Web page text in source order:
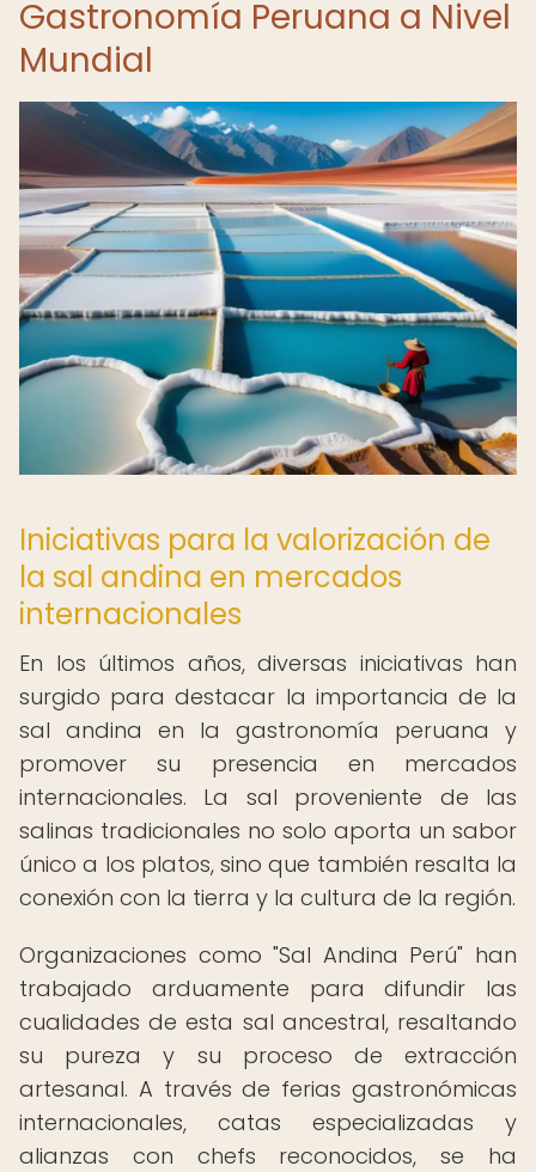
Gastronomía Peruana a Nivel
Mundial
Iniciativas para la valorización de
la sal andina en mercados
internacionales
En los últimos años, diversas iniciativas han
surgido para destacar la importancia de la
sal andina en la gastronomía peruana y
promover su presencia en mercados
internacionales. La sal proveniente de las
salinas tradicionales no solo aporta un sabor
único a los platos, sino que también resalta la
conexión con la tierra y la cultura de la región.
Organizaciones como "Sal Andina Perú" han
trabajado arduamente para difundir las
cualidades de esta sal ancestral, resaltando
su pureza y su proceso de extracción
artesanal. A través de ferias gastronómicas
internacionales, catas especializadas y
alianzas con chefs reconocidos, se ha